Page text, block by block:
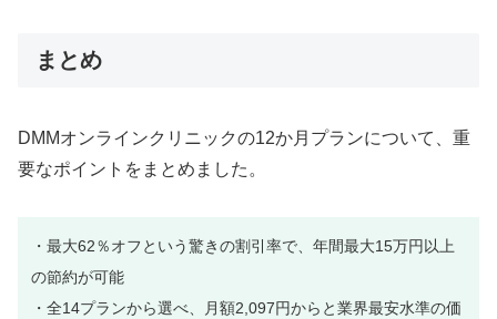
まとめ
DMMオンラインクリニックの12か月プランについて、重
要なポイントをまとめました。
・最大62％オフという驚きの割引率で、年間最大15万円以上
の節約が可能
・全14プランから選べ、月額2,097円からと業界最安水準の価